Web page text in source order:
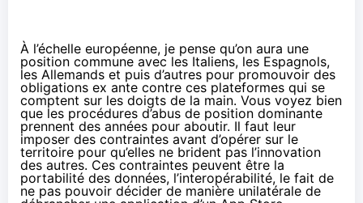
À l’échelle européenne, je pense qu’on aura une
position commune avec les Italiens, les Espagnols,
les Allemands et puis d’autres pour promouvoir des
obligations ex ante contre ces plateformes qui se
comptent sur les doigts de la main. Vous voyez bien
que les procédures d’abus de position dominante
prennent des années pour aboutir. Il faut leur
imposer des contraintes avant d’opérer sur le
territoire pour qu’elles ne brident pas l’innovation
des autres. Ces contraintes peuvent être la
portabilité des données, l’interopérabilité, le fait de
ne pas pouvoir décider de manière unilatérale de